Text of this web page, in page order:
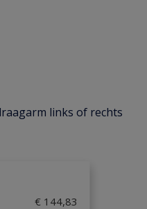
links of rechts
€ 144,83